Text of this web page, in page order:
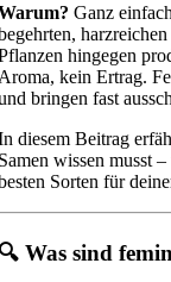
Ganz
hingegen
kein Ertrag.
bringen fast
diesem Beitrag
wissen musst
Sorten für
Was sind